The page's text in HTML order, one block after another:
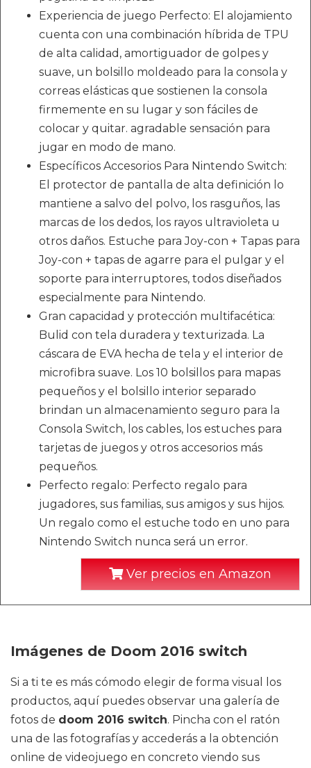
Experiencia de juego Perfecto: El alojamiento
cuenta con una combinación híbrida de TPU
de alta calidad, amortiguador de golpes y
suave, un bolsillo moldeado para la consola y
correas elásticas que sostienen la consola
firmemente en su lugar y son fáciles de
colocar y quitar. agradable sensación para
jugar en modo de mano.
Específicos Accesorios Para Nintendo Switch:
El protector de pantalla de alta definición lo
mantiene a salvo del polvo, los rasguños, las
marcas de los dedos, los rayos ultravioleta u
otros daños. Estuche para Joy-con + Tapas para
Joy-con + tapas de agarre para el pulgar y el
soporte para interruptores, todos diseñados
especialmente para Nintendo.
Gran capacidad y protección multifacética:
Bulid con tela duradera y texturizada. La
cáscara de EVA hecha de tela y el interior de
microfibra suave. Los 10 bolsillos para mapas
pequeños y el bolsillo interior separado
brindan un almacenamiento seguro para la
Consola Switch, los cables, los estuches para
tarjetas de juegos y otros accesorios más
pequeños.
Perfecto regalo: Perfecto regalo para
jugadores, sus familias, sus amigos y sus hijos.
Un regalo como el estuche todo en uno para
Nintendo Switch nunca será un error.
Ver precios en Amazon
Imágenes de Doom 2016 switch
Si a ti te es más cómodo elegir de forma visual los
productos, aquí puedes observar una galería de
fotos de doom 2016 switch. Pincha con el ratón
una de las fotografías y accederás a la obtención
online de videojuego en concreto viendo sus